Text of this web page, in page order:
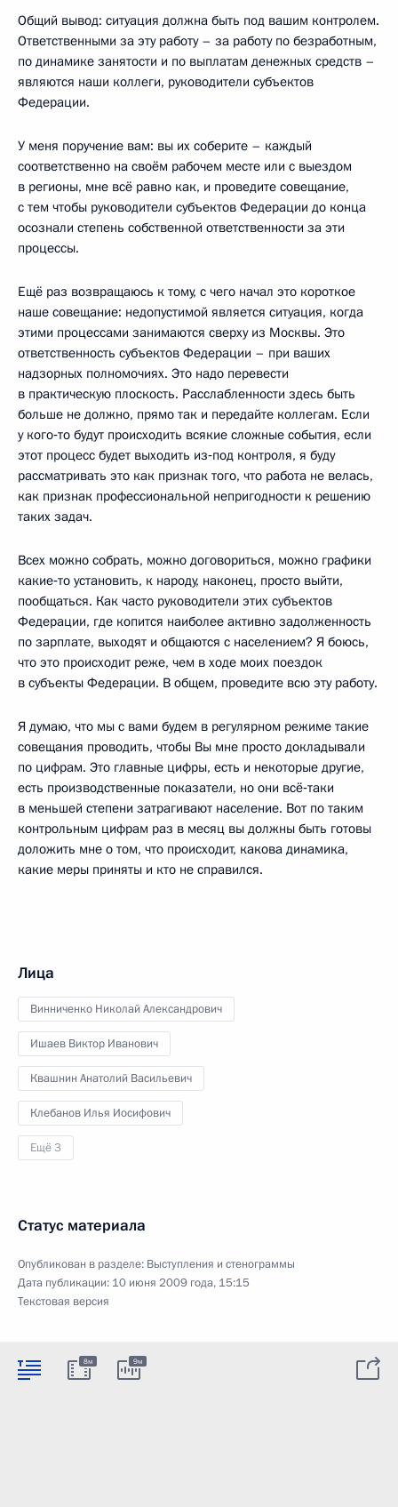
Общий вывод: ситуация должна быть под вашим контролем.
Ответственными за эту работу – за работу по безработным,
по динамике занятости и по выплатам денежных средств –
являются наши коллеги, руководители субъектов
Федерации.
У меня поручение вам: вы их соберите – каждый
соответственно на своём рабочем месте или с выездом
в регионы, мне всё равно как, и проведите совещание,
с тем чтобы руководители субъектов Федерации до конца
осознали степень собственной ответственности за эти
процессы.
Ещё раз возвращаюсь к тому, с чего начал это короткое
наше совещание: недопустимой является ситуация, когда
этими процессами занимаются сверху из Москвы. Это
ответственность субъектов Федерации – при ваших
надзорных полномочиях. Это надо перевести
в практическую плоскость. Расслабленности здесь быть
больше не должно, прямо так и передайте коллегам. Если
у кого‑то будут происходить всякие сложные события, если
этот процесс будет выходить из‑под контроля, я буду
рассматривать это как признак того, что работа не велась,
как признак профессиональной непригодности к решению
таких задач.
Всех можно собрать, можно договориться, можно графики
какие‑то установить, к народу, наконец, просто выйти,
пообщаться. Как часто руководители этих субъектов
Федерации, где копится наиболее активно задолженность
по зарплате, выходят и общаются с населением? Я боюсь,
что это происходит реже, чем в ходе моих поездок
в субъекты Федерации. В общем, проведите всю эту работу.
Я думаю, что мы с вами будем в регулярном режиме такие
совещания проводить, чтобы Вы мне просто докладывали
по цифрам. Это главные цифры, есть и некоторые другие,
есть производственные показатели, но они всё‑таки
в меньшей степени затрагивают население. Вот по таким
контрольным цифрам раз в месяц вы должны быть готовы
доложить мне о том, что происходит, какова динамика,
какие меры приняты и кто не справился.
Лица
Винниченко Николай Александрович
Ишаев Виктор Иванович
Квашнин Анатолий Васильевич
Клебанов Илья Иосифович
Ещё 3
Статус материала
Опубликован в разделе: Выступления и стенограммы
Дата публикации: 10 июня 2009 года, 15:15
Текстовая версия
8м 9м